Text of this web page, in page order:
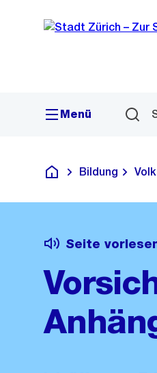
Navigation
Sprunglink
Menü
Deutsch
Bildung
Seite